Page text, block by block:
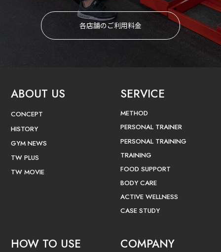
各店舗のご利用料金
ABOUT US
CONCEPT
HISTORY
GYM NEWS
TW PLUS
TW MOVIE
SERVICE
METHOD
PERSONAL TRAINER
PERSONAL TRAINING
TRAINING
FOOD SUPPORT
BODY CARE
ACTIVE WELLNESS
CASE STUDY
HOW TO USE COMPANY